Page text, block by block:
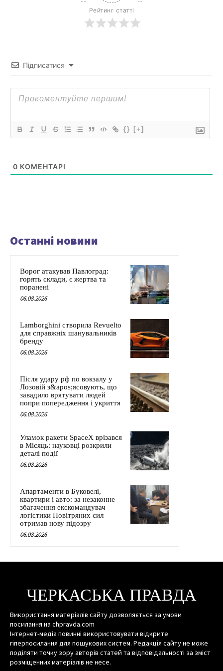
Рейтинг статті
Підписатися
{} [+]
0 КОМЕНТАРІ
Останні новини
Ворог атакував Павлоград:
горять склади, є жертва та
поранені
06.08.2026
Lamborghini створила Revuelto
для справжніх шанувальників
бренду
06.08.2026
Після удару рф по вокзалу у
Лозовій з&apos;ясовують, що
завадило врятувати людей
попри попередження і укриття
06.08.2026
Уламок ракети SpaceX врізався
в Місяць: науковці розкрили
деталі події
06.08.2026
Апартаменти в Буковелі,
квартири і авто: за незаконне
збагачення екскомандувач
логістики Повітряних сил
отримав нову підозру
06.08.2026
ЧЕРКАСЬКА ПРАВДА
Використання матеріалів сайту дозволяється за умови
посилання на chpravda.com
Інтернет-медіа повинні використовувати відкрите
гіперпосилання для пошукових систем. Редакція сайту не може
поділяти точку зору авторів статей та відповідальності за зміст
розміщенних матеріалів не несе.